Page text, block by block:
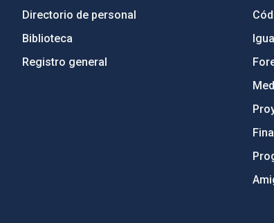
Directorio de personal
Biblioteca
Registro general